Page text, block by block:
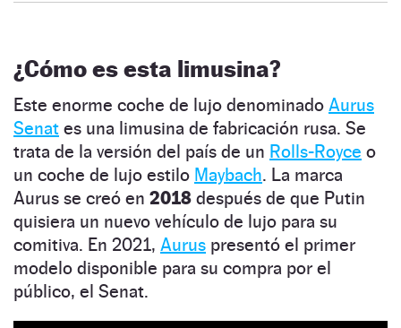
¿Cómo es esta limusina?
Este enorme coche de lujo denominado Aurus
Senat es una limusina de fabricación rusa. Se
trata de la versión del país de un Rolls-Royce o
un coche de lujo estilo Maybach. La marca
Aurus se creó en 2018 después de que Putin
quisiera un nuevo vehículo de lujo para su
comitiva. En 2021, Aurus presentó el primer
modelo disponible para su compra por el
público, el Senat.